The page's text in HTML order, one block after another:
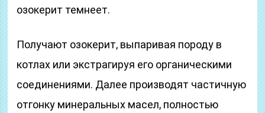
озокерит темнеет.
Получают озокерит, выпаривая породу в
котлах или экстрагируя его органическими
соединениями. Далее производят частичную
отгонку минеральных масел, полностью